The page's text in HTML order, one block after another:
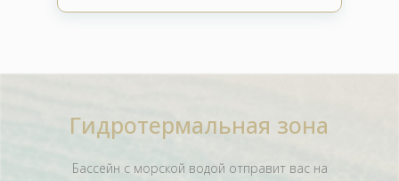
Гидротермальная зона
Бассейн с морской водой отправит вас на